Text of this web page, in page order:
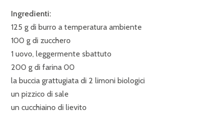
Ingredienti:
125 g di burro a temperatura ambiente
100 g di zucchero
1 uovo, leggermente sbattuto
200 g di farina 00
la buccia grattugiata di 2 limoni biologici
un pizzico di sale
un cucchiaino di lievito